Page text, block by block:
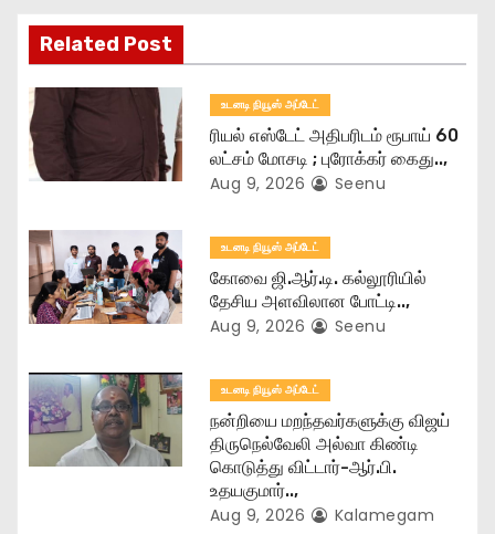
a
t
i
o
n
Related Post
உடனடி நியூஸ் அப்டேட்
ரியல் எஸ்டேட் அதிபரிடம் ரூபாய் 60
லட்சம் மோசடி ; புரோக்கர் கைது..,
Aug 9, 2026 Seenu
உடனடி நியூஸ் அப்டேட்
கோவை ஜி.ஆர்.டி. கல்லூரியில்
தேசிய அளவிலான போட்டி..,
Aug 9, 2026 Seenu
உடனடி நியூஸ் அப்டேட்
நன்றியை மறந்தவர்களுக்கு விஜய்
திருநெல்வேலி அல்வா கிண்டி
கொடுத்து விட்டார்-ஆர்‌.பி.
உதயகுமார்..,
Aug 9, 2026
Kalamegam